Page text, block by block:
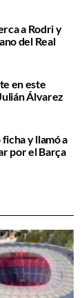
a Rodri y
del Real
en este
Álvarez
y llamó a
por el Barça